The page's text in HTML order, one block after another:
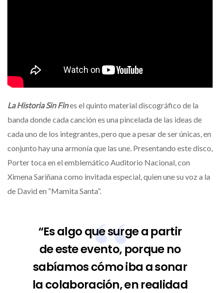
La Historia Sin Fines el quinto material discográfico de la
banda donde cada canción es una pincelada de las ideas de
cada uno de los integrantes, pero que a pesar de ser únicas, en
conjunto hay una armonía que las une. Presentando este disco,
Porter toca en el emblemático Auditorio Nacional, con
Ximena Sariñana como invitada especial, quien une su voz a la
de David en “Mamita Santa”.
“Es algo que surge a partir
de este evento, porque no
sabíamos cómo iba a sonar
la colaboración, en realidad